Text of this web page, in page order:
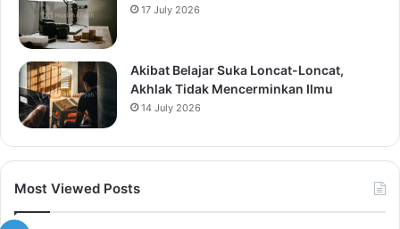
17 July 2026
Akibat Belajar Suka Loncat-Loncat,
Akhlak Tidak Mencerminkan Ilmu
14 July 2026
Most Viewed Posts